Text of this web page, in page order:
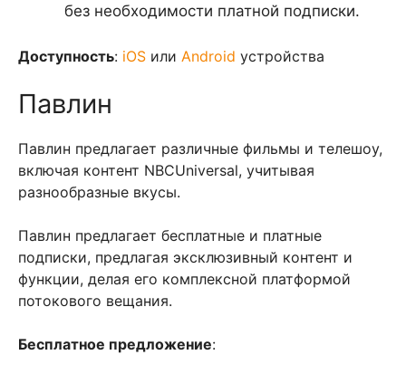
без необходимости платной подписки.
Доступность: iOS или Android устройства
Павлин
Павлин предлагает различные фильмы и телешоу,
включая контент NBCUniversal, учитывая
разнообразные вкусы.
Павлин предлагает бесплатные и платные
подписки, предлагая эксклюзивный контент и
функции, делая его комплексной платформой
потокового вещания.
Бесплатное предложение: